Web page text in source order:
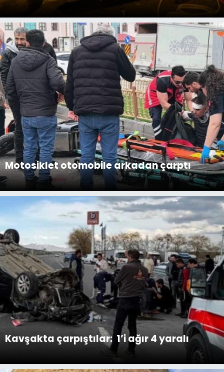
Motosiklet otomobile arkadan çarptı
Kavşakta çarpıştılar: 1’i ağır 4 yaralı